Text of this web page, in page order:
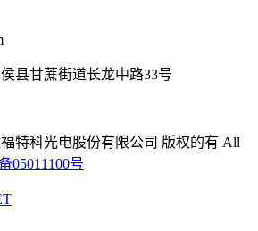
县甘蔗街道长龙中路33号
特科光电股份有限公司 版权的有 All
05011100号